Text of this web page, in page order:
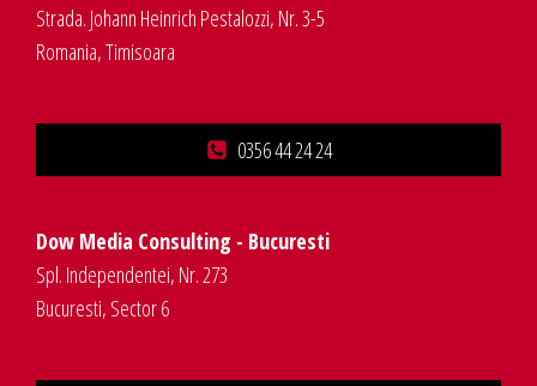
Strada. Johann Heinrich Pestalozzi, Nr. 3-5
Romania, Timisoara
0356 44 24 24
Dow Media Consulting - Bucuresti
Spl. Independentei, Nr. 273
Bucuresti, Sector 6